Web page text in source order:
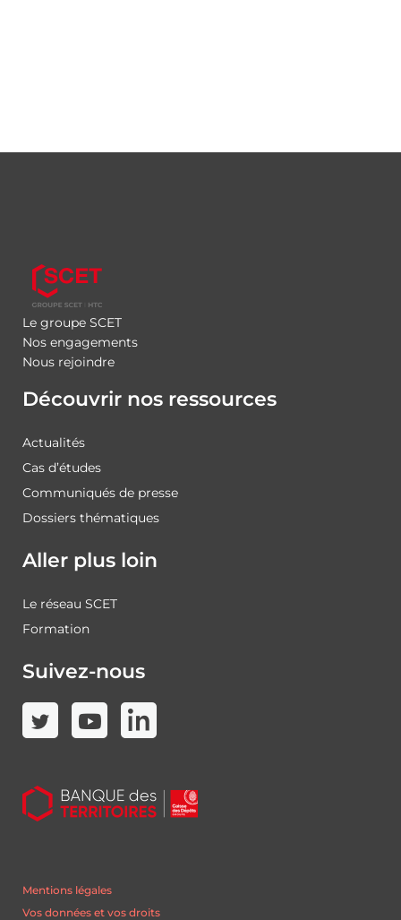
Le groupe SCET
Nos engagements
Nous rejoindre
Découvrir nos ressources
Actualités
Cas d’études
Communiqués de presse
Dossiers thématiques
Aller plus loin
Le réseau SCET
Formation
Suivez-nous
Mentions légales
Vos données et vos droits